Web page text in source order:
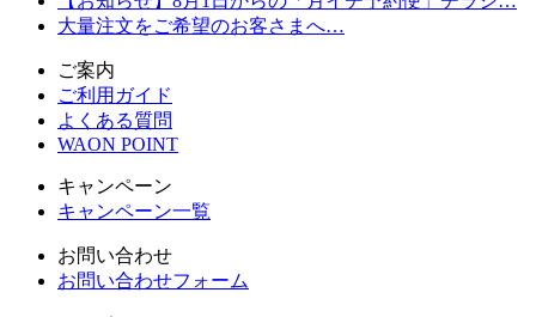
大量注文をご希望のお客さまへ…
ご案内
ご利用ガイド
よくある質問
WAON POINT
キャンペーン
キャンペーン一覧
お問い合わせ
お問い合わせフォーム